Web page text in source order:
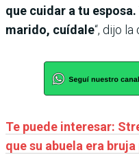
que cuidar a tu
marido, cuídale“, dijo la
Te puede interesar:
que su abuela era